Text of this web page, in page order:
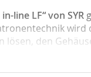
line LF“ von SYR
wird
lösen, den